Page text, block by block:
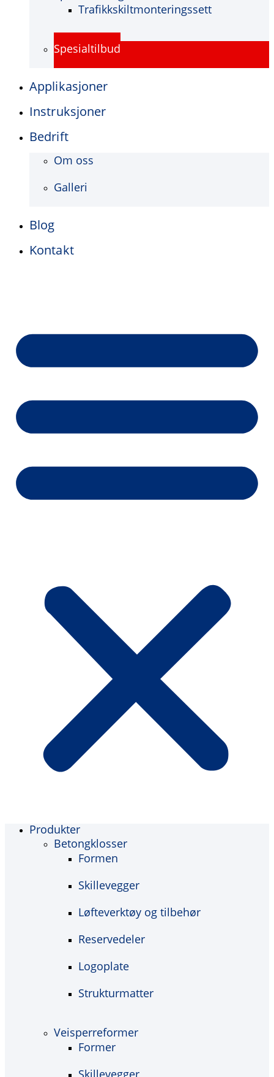
Trafikkskiltmonteringssett
Spesialtilbud
Applikasjoner
Instruksjoner
Bedrift
Om oss
Galleri
Blog
Kontakt
Produkter
Betongklosser
Formen
Skillevegger
Løfteverktøy og tilbehør
Reservedeler
Logoplate
Strukturmatter
Veisperreformer
Former
Skillevegger